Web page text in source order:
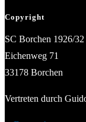
Copyright
SC Borchen 1926/32
Eichenweg 71
33178 Borchen
Vertreten durch